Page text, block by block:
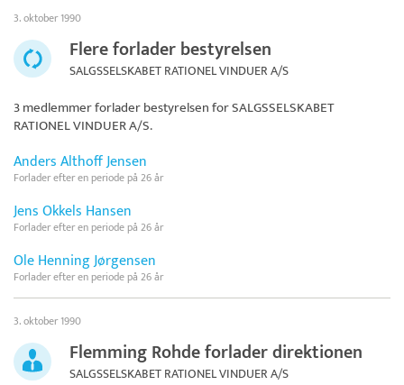
3. oktober 1990
Flere forlader bestyrelsen
SALGSSELSKABET RATIONEL VINDUER A/S
3 medlemmer forlader bestyrelsen forSALGSSELSKABET
RATIONEL VINDUER A/S.
Anders Althoff Jensen
Forlader efter en periode på 26 år
Jens Okkels Hansen
Forlader efter en periode på 26 år
Ole Henning Jørgensen
Forlader efter en periode på 26 år
3. oktober 1990
Flemming Rohde forlader direktionen
SALGSSELSKABET RATIONEL VINDUER A/S